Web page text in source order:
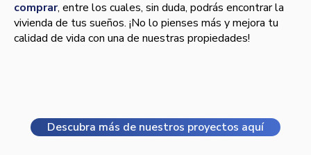
comprar, entre los cuales, sin duda, podrás encontrar la
vivienda de tus sueños. ¡No lo pienses más y mejora tu
calidad de vida con una de nuestras propiedades!
Descubra más de nuestros proyectos aquí